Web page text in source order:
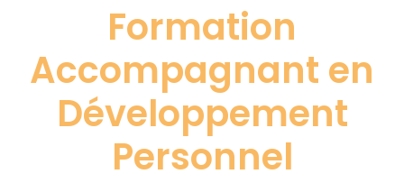
Formation
Accompagnant en
Développement
Personnel